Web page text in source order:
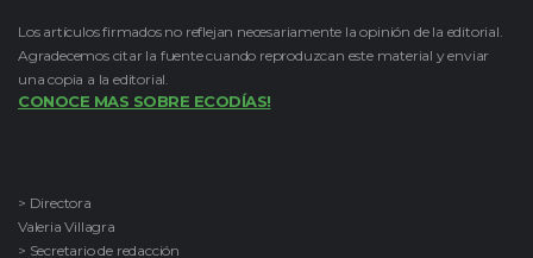
Los artículos firmados no reflejan necesariamente la opinión de la editorial.
Agradecemos citar la fuente cuando reproduzcan este material y enviar
una copia a la editorial.
CONOCE MAS SOBRE ECODÍAS!
> Directora
Valeria Villagra
> Secretario de redacción